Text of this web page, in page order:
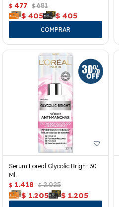
$ 477 $ 681
$ 405 $ 405
Serum Loreal Glycolic Bright 30
Ml.
$ 1.418 $ 2.025
$ 1.205 $ 1.205